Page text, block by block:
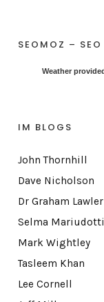
SEOMOZ – SEO
Weather
IM BLOGS
John Thornhill
Dave Nicholson
Dr Graham Lawler
Selma
Mark Wightley
Tasleem Khan
Lee Cornell